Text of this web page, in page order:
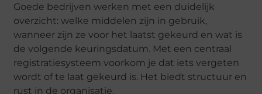
Goede bedrijven werken met een duidelijk
overzicht: welke middelen zijn in gebruik,
wanneer zijn ze voor het laatst gekeurd en wat is
de volgende keuringsdatum. Met een centraal
registratiesysteem voorkom je dat iets vergeten
wordt of te laat gekeurd is. Het biedt structuur en
rust in de organisatie.